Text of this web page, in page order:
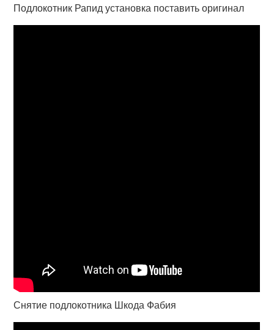
Подлокотник Рапид установка поставить оригинал
Снятие подлокотника Шкода Фабия